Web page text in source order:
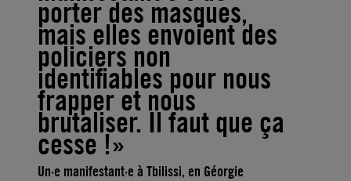
porter des masques,
mais elles envoient des
policiers non
identifiables pour nous
frapper et nous
brutaliser. Il faut que ça
cesse !»
Un·e manifestant·e à Tbilissi, en Géorgie